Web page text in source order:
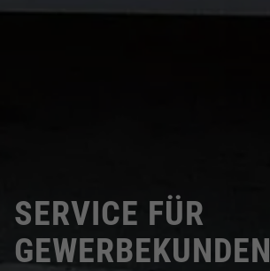
SERVICE FÜR
GEWERBEKUNDEN